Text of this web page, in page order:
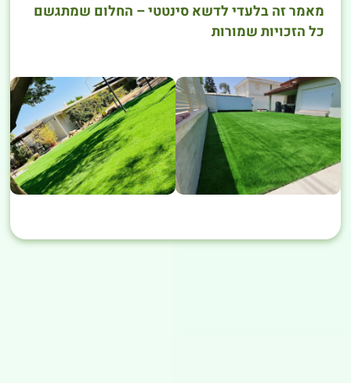
מאמר זה בלעדי לדשא סינטטי – החלום שמתגשם
כל הזכויות שמורות